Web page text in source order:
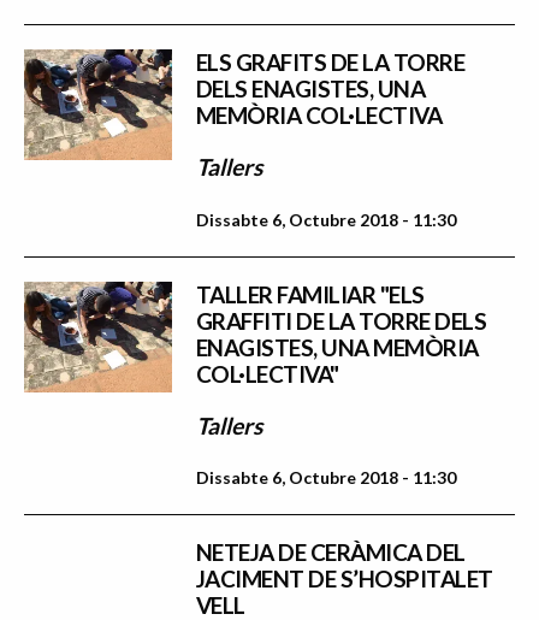
ELS GRAFITS DE LA TORRE
DELS ENAGISTES, UNA
MEMÒRIA COL·LECTIVA
Tallers
Dissabte 6, Octubre 2018 - 11:30
TALLER FAMILIAR "ELS
GRAFFITI DE LA TORRE DELS
ENAGISTES, UNA MEMÒRIA
COL·LECTIVA"
Tallers
Dissabte 6, Octubre 2018 - 11:30
NETEJA DE CERÀMICA DEL
JACIMENT DE S’HOSPITALET
VELL